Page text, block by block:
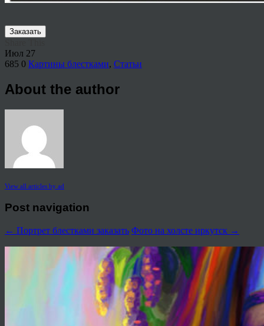
Заказать
Июл 27
685 0 Картины блестками, Статьи
About the author
View all articles by ad
Post navigation
← Портрет блестками заказать Фото на холсте иркутск →